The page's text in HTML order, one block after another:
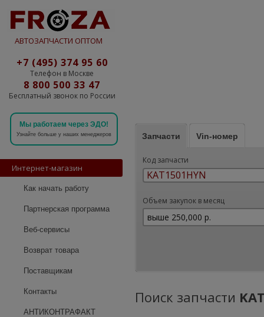
АВТОЗАПЧАСТИ ОПТОМ
+7 (495) 374 95 60
Телефон в Москве
8 800 500 33 47
Бесплатный звонок по России
Мы работаем через ЭДО!
Узнайте больше у наших менеджеров
Интернет-магазин
Как начать работу
Партнерская программа
Веб-сервисы
Возврат товара
Поставщикам
Контакты
АНТИКОНТРАФАКТ
Запчасти Vin-номер
Код запчасти
Объем закупок в месяц
Поиск запчасти